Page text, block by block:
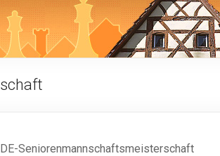
Seniorenmannschaftsmeisterschaft